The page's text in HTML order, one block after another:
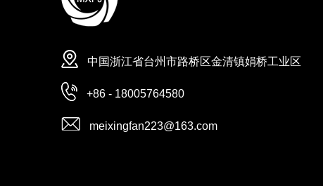
中国浙江省台州市路桥区金清镇娟桥工业区
+86 - 18005764580
meixingfan223@163.com